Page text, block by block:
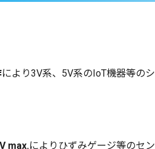
により3V系、5V系のIoT機器等のシ
max.によりひずみゲージ等のセン